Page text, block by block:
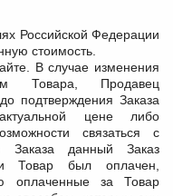
Российской Федерации
стоимость.
В случае изменения
Товара, Продавец
подтверждения Заказа
цене либо
связаться с
Заказа данный Заказ
Товар был оплачен,
оплаченные за Товар